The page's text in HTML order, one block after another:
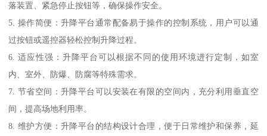
落装置、紧急停止按钮等，确保操作安全。
5. 操作简便：升降平台通常配备易于操作的控制系统，用户可以通
过按钮或遥控器轻松控制升降过程。
6. 适应性强：升降平台可以根据不同的使用环境进行定制，如室
内、室外、防爆、防腐等特殊需求。
7. 节省空间：升降平台可以安装在有限的空间内，充分利用垂直空
间，提高场地利用率。
8. 维护方便：升降平台的结构设计合理，便于日常维护和保养，延